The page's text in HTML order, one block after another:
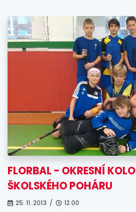
FLORBAL - OKRESNÍ KOLO
ŠKOLSKÉHO POHÁRU
25. 11. 2013 / 12.00